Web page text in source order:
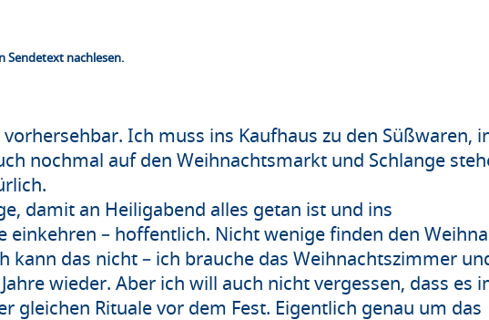
Sendetext nachlesen.
Ich muss ins Kaufhaus zu den Süßwaren,
nochmal auf den Weihnachtsmarkt und Schlange
damit an Heiligabend alles getan ist und ins
einkehren – hoffentlich. Nicht wenige finden den
kann das nicht – ich brauche das Weihnachtszimmer
wieder. Aber ich will auch nicht vergessen, dass es
gleichen Rituale vor dem Fest. Eigentlich genau um das